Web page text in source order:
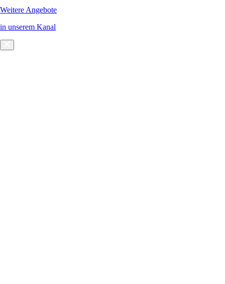
Weitere Angebote
in unserem Kanal